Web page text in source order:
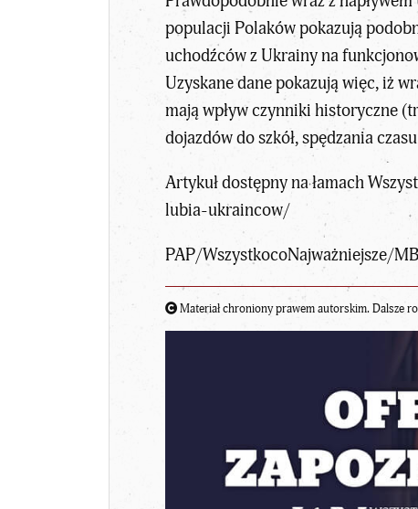
populacji Polaków pokazują
uchodźców z Ukrainy na
Uzyskane dane pokazują więc, iż
mają wpływ czynniki historyczne
dojazdów do szkół, spędzania
Artykuł dostępny na łamach
lubia-ukraincow/
PAP/WszystkocoNajważniejsze/MB
Materiał chroniony prawem autorskim. Dalsze